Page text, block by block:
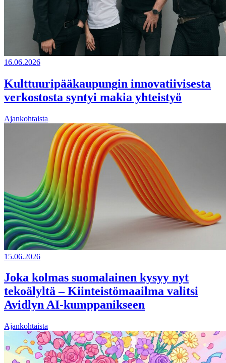
16.06.2026
Kulttuuripääkaupungin innovatiivisesta
verkostosta syntyi makia yhteistyö
Ajankohtaista
15.06.2026
Joka kolmas suomalainen kysyy nyt
tekoälyltä – Kiinteistömaailma valitsi
Avidlyn AI-kumppanikseen
Ajankohtaista